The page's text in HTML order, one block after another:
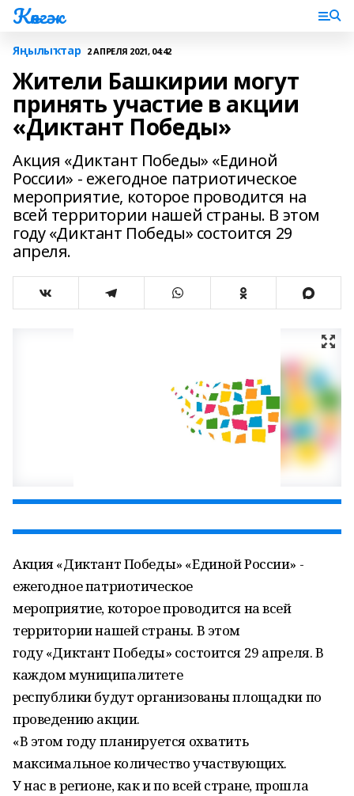
Көнгәк
Яңылыҡтар 2 АПРЕЛЯ 2021, 04:42
Жители Башкирии могут
принять участие в акции
«Диктант Победы»
Акция «Диктант Победы» «Единой
России» - ежегодное патриотическое
мероприятие, которое проводится на
всей территории нашей страны. В этом
году «Диктант Победы» состоится 29
апреля.
Акция «Диктант Победы» «Единой России» -
ежегодное патриотическое
мероприятие, которое проводится на всей
территории нашей страны. В этом
году «Диктант Победы» состоится 29 апреля. В
каждом муниципалитете
республики будут организованы площадки по
проведению акции.
«В этом году планируется охватить
максимальное количество участвующих.
У нас в регионе, как и по всей стране, прошла